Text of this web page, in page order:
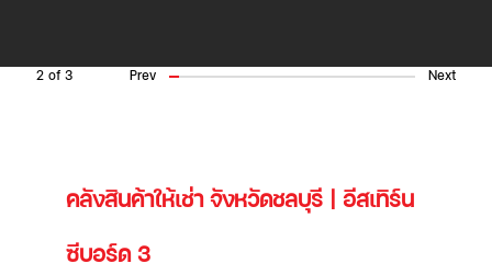
2of 3 Prev Next
คลังสินค้าให้เช่า จังหวัดชลบุรี | อีสเทิร์น
ซีบอร์ด 3